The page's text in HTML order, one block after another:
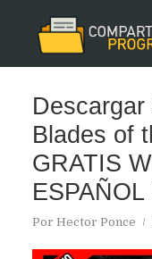
Descargar
Blades of
GRATIS
Por Hector Ponce